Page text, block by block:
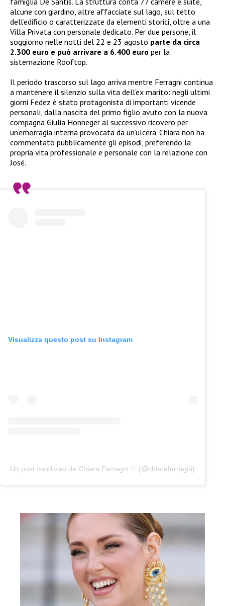
alcune con giardino, altre affacciate sul lago, sul tetto
dell’edificio o caratterizzate da elementi storici, oltre a una
Villa Privata con personale dedicato. Per due persone, il
soggiorno nelle notti del 22 e 23 agosto parte da circa
2.300 euro e può arrivare a 6.400 euro per la
sistemazione Rooftop.
Il periodo trascorso sul lago arriva mentre Ferragni continua
a mantenere il silenzio sulla vita dell’ex marito: negli ultimi
giorni Fedez è stato protagonista di importanti vicende
personali, dalla nascita del primo figlio avuto con la nuova
compagna Giulia Honneger al successivo ricovero per
un’emorragia interna provocata da un’ulcera. Chiara non ha
commentato pubblicamente gli episodi, preferendo la
propria vita professionale e personale con la relazione con
José.
Visualizza questo post su Instagram
Un post condiviso da Chiara Ferragni ✨ (@chiaraferragni)